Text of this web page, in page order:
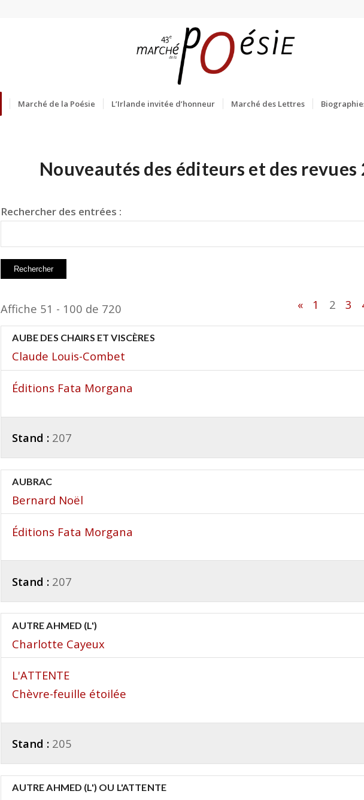
Marché de la Poésie L’Irlande invitée d’honneur Marché des Lettres
Nouveautés des éditeurs et des revues
Rechercher des entrées :
Affiche 51 - 100 de 720 « 1 2 3
AUBE DES CHAIRS ET VISCÈRES
Claude Louis-Combet
Éditions Fata Morgana
Stand : 207
AUBRAC
Bernard Noël
Éditions Fata Morgana
Stand : 207
AUTRE AHMED (L')
Charlotte Cayeux
L'ATTENTE
Chèvre-feuille étoilée
Stand : 205
AUTRE AHMED (L') OU L'ATTENTE